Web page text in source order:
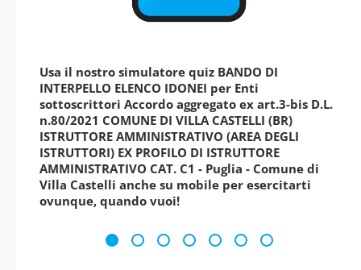
Usa il nostro simulatore quiz BANDO DI
INTERPELLO ELENCO IDONEI per Enti
sottoscrittori Accordo aggregato ex art.3-bis D.L.
n.80/2021 COMUNE DI VILLA CASTELLI (BR)
ISTRUTTORE AMMINISTRATIVO (AREA DEGLI
ISTRUTTORI) EX PROFILO DI ISTRUTTORE
AMMINISTRATIVO CAT. C1 - Puglia - Comune di
Villa Castelli anche su mobile per esercitarti
ovunque, quando vuoi!